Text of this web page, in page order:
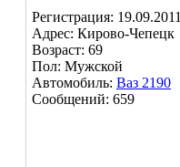
Регистрация: 19.09.2011
Адрес: Кирово-Чепецк
Возраст: 69
Пол: Мужской
Автомобиль: Ваз 2190
Сообщений: 659